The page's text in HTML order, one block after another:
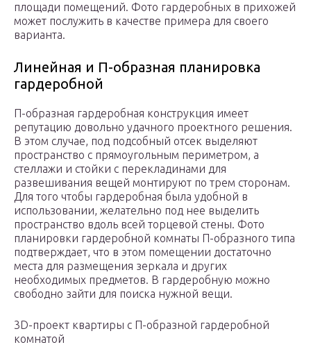
площади помещений. Фото гардеробных в прихожей
может послужить в качестве примера для своего
варианта.
Линейная и П-образная планировка
гардеробной
П-образная гардеробная конструкция имеет
репутацию довольно удачного проектного решения.
В этом случае, под подсобный отсек выделяют
пространство с прямоугольным периметром, а
стеллажи и стойки с перекладинами для
развешивания вещей монтируют по трем сторонам.
Для того чтобы гардеробная была удобной в
использовании, желательно под нее выделить
пространство вдоль всей торцевой стены. Фото
планировки гардеробной комнаты П-образного типа
подтверждает, что в этом помещении достаточно
места для размещения зеркала и других
необходимых предметов. В гардеробную можно
свободно зайти для поиска нужной вещи.
3D-проект квартиры с П-образной гардеробной
комнатой